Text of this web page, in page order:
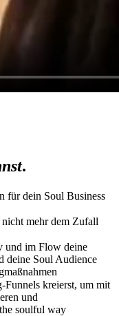
.
für dein Soul Business
mehr dem Zufall
und im Flow deine
deine Soul Audience
kreierst, um mit
und
soulful way